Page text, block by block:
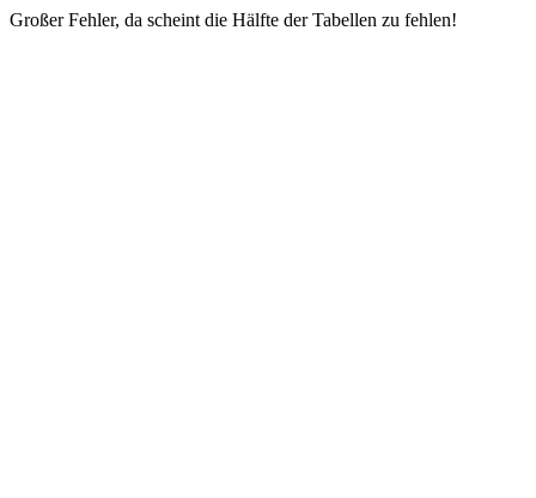
Großer Fehler, da scheint die Hälfte der Tabellen zu fehlen!